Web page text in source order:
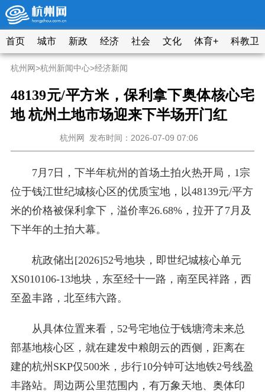
首页 城市 新政 经济 社会 文化 体育+ 科教卫
杭州网>杭州新闻中心>经济新闻
48139元/平方米，保利拿下奥体核心宅
地 杭州土地市场迎来下半场开门红
杭州网 发布时间：2026-07-09 07:06
7月7日，下半年杭州的首场土拍火热开局，1宗
位于钱江世纪城核心区的优质宝地，以48139元/平方
米的价格被保利拿下，溢价率26.68%，拉开了7月及
下半年的土拍大幕。
杭政储出[2026]52号地块，即世纪城核心单元
XS010106-13地块，东至经十一路，南至民祥路，西
至盈丰路，北至纬六路。
从具体位置来看，52号宅地位于钱塘湾未来总
部基地核心区，就在建发中粮朗云的西侧，距离在
建的杭州SKP仅500米，步行10分钟可达地铁2号线盈
丰路站。周边两公里范围内，有万象天地、奥体印